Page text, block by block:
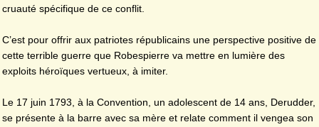
cruauté spécifique de ce conflit.
C’est pour offrir aux patriotes républicains une perspective positive de
cette terrible guerre que Robespierre va mettre en lumière des
exploits héroïques vertueux, à imiter.
Le 17 juin 1793, à la Convention, un adolescent de 14 ans, Derudder,
se présente à la barre avec sa mère et relate comment il vengea son